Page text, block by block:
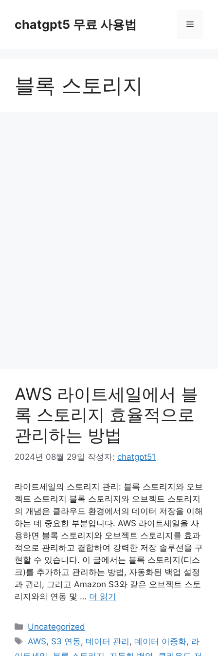
chatgpt5 무료 사용법 메
블록 스토리지
AWS 라이트세일에서 블
록 스토리지 효율적으로
관리하는 방법
2024년 08월 29일 작성자: chatgpt51
라이트세일의 스토리지 관리: 블록 스토리지와 오브
젝트 스토리지 블록 스토리지와 오브젝트 스토리지
의 개념은 클라우드 환경에서의 데이터 저장을 이해
하는 데 중요한 부분입니다. AWS 라이트세일을 사
용하면 블록 스토리지와 오브젝트 스토리지를 효과
적으로 관리하고 결합하여 강력한 저장 솔루션을 구
현할 수 있습니다. 이 글에서는 블록 스토리지(디스
크)를 추가하고 관리하는 방법, 자동화된 백업 설정
과 관리, 그리고 Amazon S3와 같은 오브젝트 스토
리지와의 연동 및 … 더 읽기
카
테
Uncategorized
태
그
AWS, S3 연동,데이터 관리 ,데이터 이중화, 라